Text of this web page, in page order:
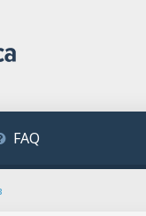
FAQ